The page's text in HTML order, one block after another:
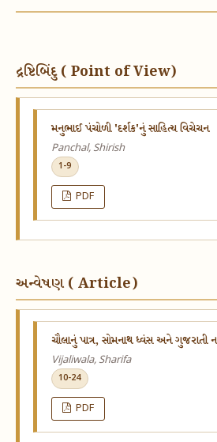
દ્રષ્ટિબિંદુ ( Point of View)
મનુભાઈ પંચોળી 'દર્શક'નું સાહિત્ય વિચેચન
Panchal, Shirish
1-9
PDF
અન્વેષણ ( Article)
ચૌલાનું પાત્ર, સોમનાથ ધ્વંસ અને ગુજરાતી
Vijaliwala, Sharifa
10-24
PDF